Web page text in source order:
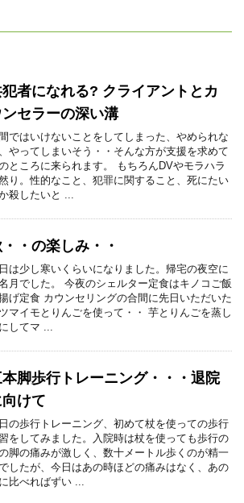
者になれる? クライアントとカ
ンセラーの深い溝
ではいけないことをしてしまった、やめられな
やってしまいそう・・そんな方が支援を求めて
ところに来られます。 もちろんDVやモラハラ
り。性的なこと、犯罪に関すること、死にたい
殺したいと ...
・の楽しみ・・
は少し寒いくらいになりました。帰宅の夜空に
月でした。 今夜のシェルター定食はキノコご飯
げ定食 カウンセリングの合間に先日いただいた
マイモとりんごを使って・・ 芋とりんごを蒸し
してマ ...
脚歩行トレーニング・・・退院
向けて
の歩行トレーニング、初めて杖を使っての歩行
をしてみました。入院時は杖を使っても歩行の
脚の痛みが激しく、数十メートル歩くのが精一
したが、今日はあの時ほどの痛みはなく、あの
比べればずい ...